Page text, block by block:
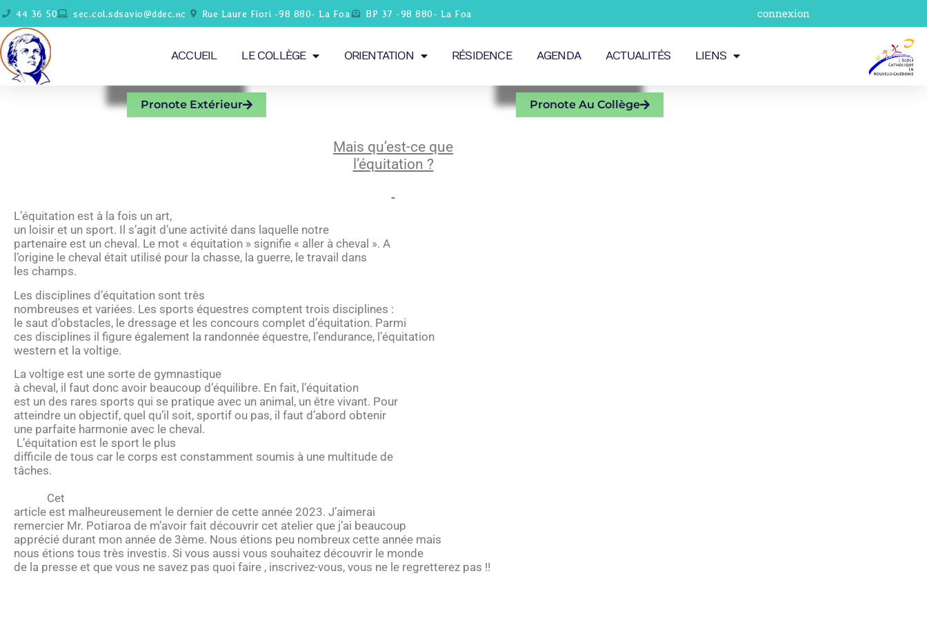
44 36 50 sec.col.sdsavio@ddec.nc Rue Laure Fiori -98 880- La Foa BP 37 -98 880- La Foa connexion
ACCUEIL LE COLLÈGE ORIENTATION RÉSIDENCE AGENDA ACTUALITÉS LIENS
Pronote Extérieur Pronote Au Collège
Mais qu’est-ce que
l’équitation ?
L’équitation est à la fois un art,
un loisir et un sport. Il s’agit d’une activité dans laquelle notre
partenaire est un cheval. Le mot « équitation » signifie « aller à cheval ». A
l’origine le cheval était utilisé pour la chasse, la guerre, le travail dans
les champs.
Les disciplines d’équitation sont très
nombreuses et variées. Les sports équestres comptent trois disciplines :
le saut d’obstacles, le dressage et les concours complet d’équitation. Parmi
ces disciplines il figure également la randonnée équestre, l’endurance, l’équitation
western et la voltige.
La voltige est une sorte de gymnastique
à cheval, il faut donc avoir beaucoup d’équilibre. En fait, l’équitation
est un des rares sports qui se pratique avec un animal, un être vivant. Pour
atteindre un objectif, quel qu’il soit, sportif ou pas, il faut d’abord obtenir
une parfaite harmonie avec le cheval.
L’équitation est le sport le plus
difficile de tous car le corps est constamment soumis à une multitude de
tâches.
Cet
article est malheureusement le dernier de cette année 2023. J’aimerai
remercier Mr. Potiaroa de m’avoir fait découvrir cet atelier que j’ai beaucoup
apprécié durant mon année de 3ème. Nous étions peu nombreux cette année mais
nous étions tous très investis. Si vous aussi vous souhaitez découvrir le monde
de la presse et que vous ne savez pas quoi faire , inscrivez-vous, vous ne le regretterez pas !!